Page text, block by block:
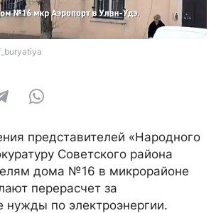
представителей «Народного
Советского района
дома №16 в микрорайоне
перерасчет за
по электроэнергии.